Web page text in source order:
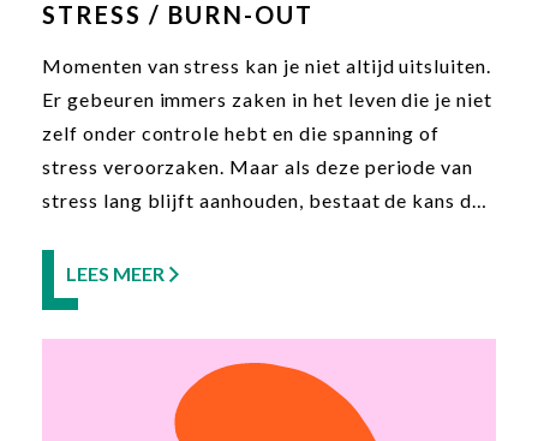
STRESS / BURN-OUT
Momenten van stress kan je niet altijd uitsluiten.
Er gebeuren immers zaken in het leven die je niet
zelf onder controle hebt en die spanning of
stress veroorzaken. Maar als deze periode van
stress lang blijft aanhouden, bestaat de kans dat
ontwikkelt. Deze klachten zullen jouw
(optimaal) functioneren in de weg staan. Om de
wanhoop die daardoor ontstaat om te buigen tot
inzicht en uitzicht is aangepaste ondersteuning
in dit proces is van onmiskenbaar belang.
LEES MEER